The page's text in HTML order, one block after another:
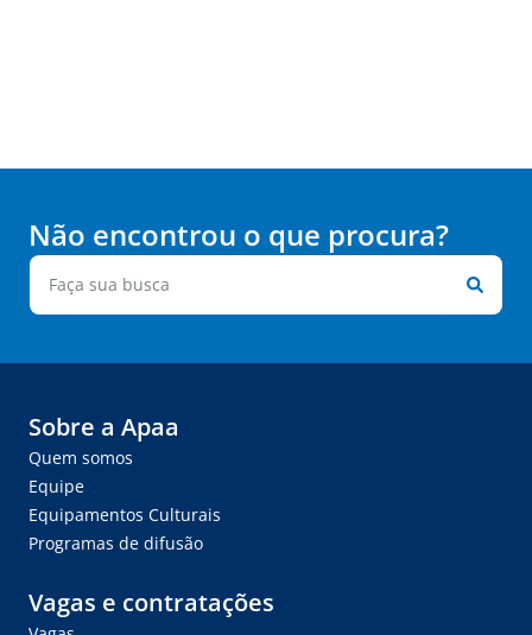
Não encontrou o que procura?
Sobre a Apaa
Quem somos
Equipe
Equipamentos Culturais
Programas de difusão
Vagas e contratações